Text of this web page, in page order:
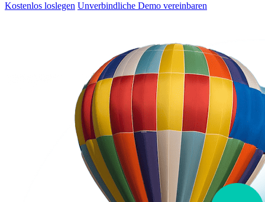
Kostenlos loslegen Unverbindliche Demo vereinbaren